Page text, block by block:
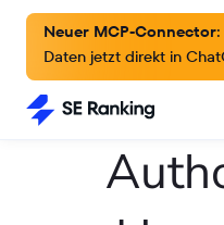
Neuer MCP-Connector:
Daten jetzt direkt in